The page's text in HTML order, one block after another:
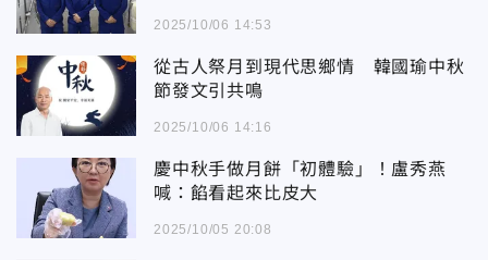
2025/10/06 14:53
從古人祭月到現代思鄉情 韓國瑜中秋
節發文引共鳴
2025/10/06 14:16
慶中秋手做月餅「初體驗」！盧秀燕
喊：餡看起來比皮大
2025/10/05 20:08